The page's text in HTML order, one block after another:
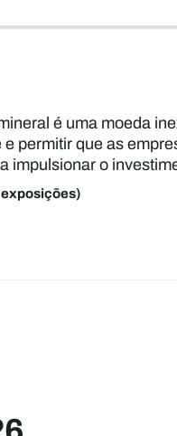
é uma moeda
permitir que as
impulsionar o